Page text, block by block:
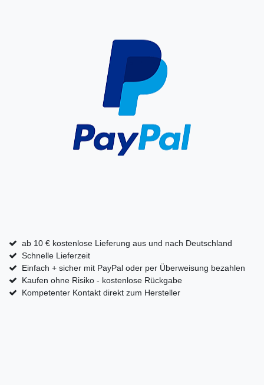
ab 10 € kostenlose Lieferung aus und nach Deutschland
Schnelle Lieferzeit
Einfach + sicher mit PayPal oder per Überweisung bezahlen
Kaufen ohne Risiko - kostenlose Rückgabe
Kompetenter Kontakt direkt zum Hersteller